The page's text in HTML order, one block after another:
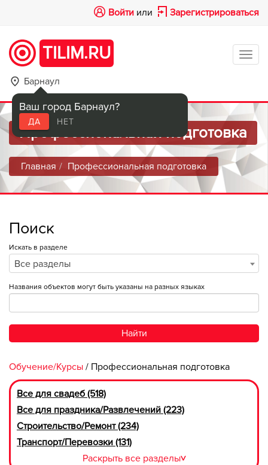
Войти или Зарегистрироваться
TILIM.RU
Барнаул
Ваш город Барнаул?
ДА НЕТ
Профессиональная подготовка
Главная Профессиональная подготовка
Поиск
Искать в разделе
Все разделы
Названия объектов могут быть указаны на разных языках
Найти
Обучение/Курсы / Профессиональная подготовка
Все для свадеб (518)
Все для праздника/Развлечений (223)
Строительство/Ремонт (234)
Транспорт/Перевозки (131)
Раскрыть все разделы>